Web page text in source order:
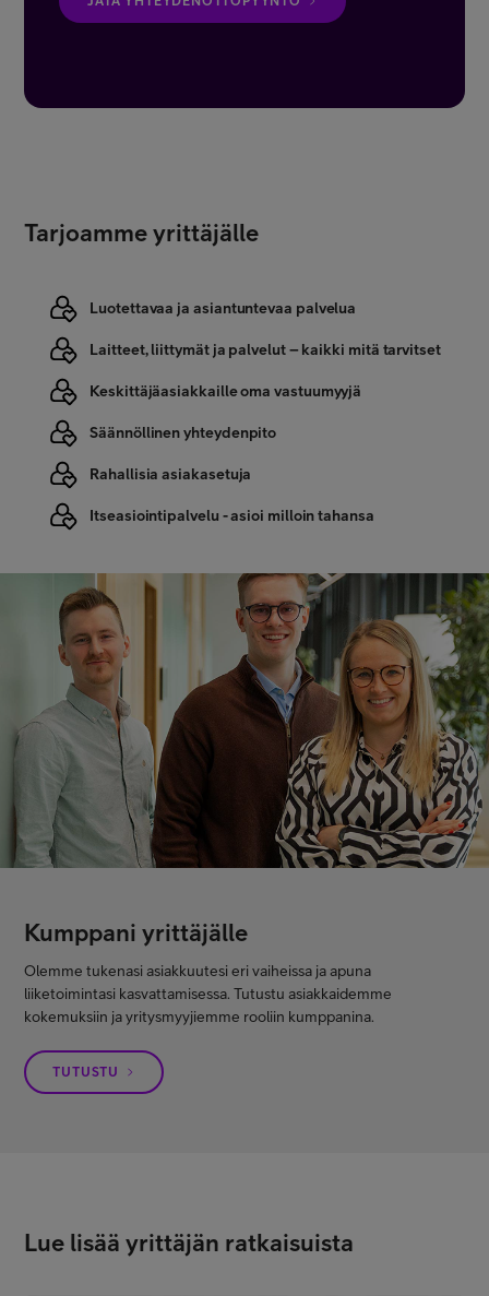
Tarjoamme yrittäjälle
Luotettavaa ja asiantuntevaa palvelua
Laitteet, liittymät ja palvelut – kaikki mitä tarvitset
Keskittäjäasiakkaille oma vastuumyyjä
Säännöllinen yhteydenpito
Rahallisia asiakasetuja
Itseasiointipalvelu - asioi milloin tahansa
Kumppani yrittäjälle
Olemme tukenasi asiakkuutesi eri vaiheissa ja apuna
liiketoimintasi kasvattamisessa. Tutustu asiakkaidemme
kokemuksiin ja yritysmyyjiemme rooliin kumppanina.
TUTUSTU
Lue lisää yrittäjän ratkaisuista